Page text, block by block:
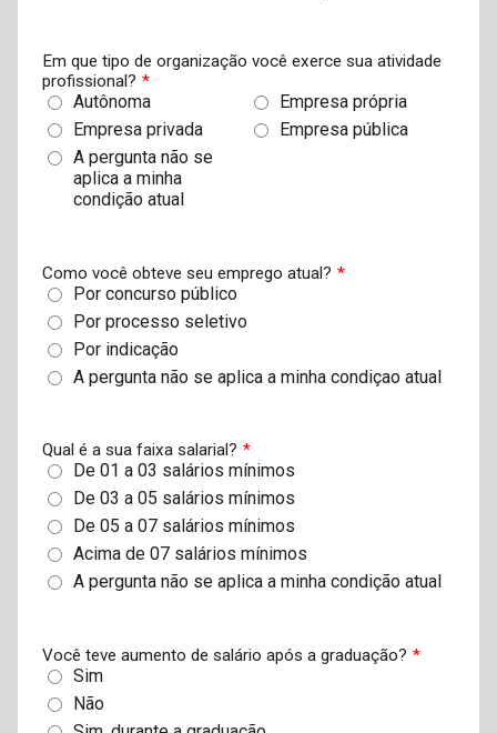
Em que tipo de organização você exerce sua atividade
profissional? *
Autônoma
Empresa própria
Empresa privada
Empresa pública
A pergunta não se
aplica a minha
condição atual
Como você obteve seu emprego atual? *
Por concurso público
Por processo seletivo
Por indicação
A pergunta não se aplica a minha condiçao atual
Qual é a sua faixa salarial? *
De 01 a 03 salários mínimos
De 03 a 05 salários mínimos
De 05 a 07 salários mínimos
Acima de 07 salários mínimos
A pergunta não se aplica a minha condição atual
Você teve aumento de salário após a graduação? *
Sim
Não